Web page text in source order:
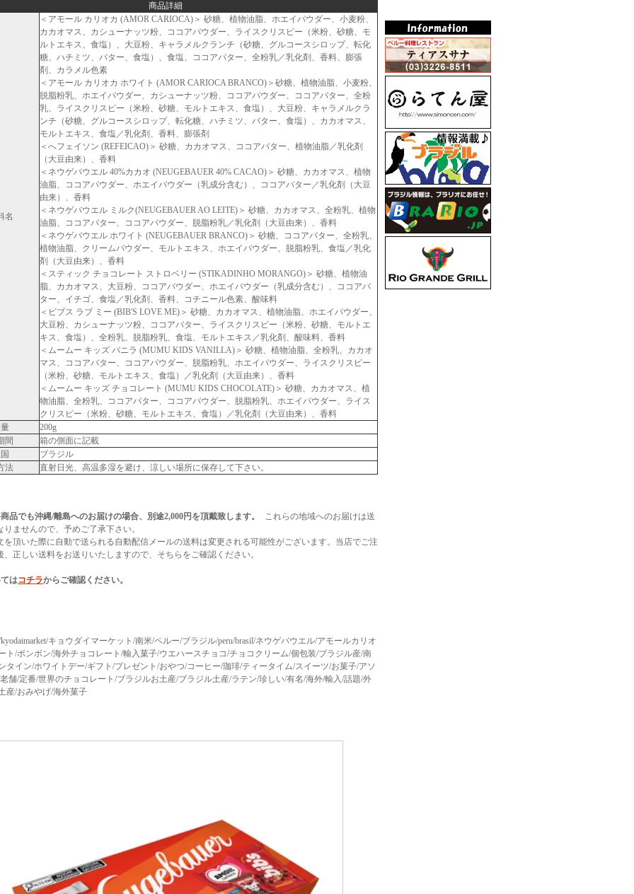
商品詳細
名
＜アモール カリオカ (AMOR CARIOCA)＞ 砂糖、植物油脂、ホエイパウダー、小麦粉、
カカオマス、カシューナッツ粉、ココアパウダー、ライスクリスピー（米粉、砂糖、モ
ルトエキス、食塩）、大豆粉、キャラメルクランチ（砂糖、グルコースシロップ、転化
糖、ハチミツ、バター、食塩）、食塩、ココアバター、全粉乳／乳化剤、香料、膨張
剤、カラメル色素
＜アモール カリオカ ホワイト (AMOR CARIOCA BRANCO)＞砂糖、植物油脂、小麦粉、
脱脂粉乳、ホエイパウダー、カシューナッツ粉、ココアパウダー、ココアバター、全粉
乳、ライスクリスピー（米粉、砂糖、モルトエキス、食塩）、大豆粉、キャラメルクラ
ンチ（砂糖、グルコースシロップ、転化糖、ハチミツ、バター、食塩）、カカオマス、
モルトエキス、食塩／乳化剤、香料、膨張剤
＜へフェイソン (REFEICAO)＞ 砂糖、カカオマス、ココアバター、植物油脂／乳化剤
（大豆由来）、香料
＜ネウゲバウエル 40%カカオ (NEUGEBAUER 40% CACAO)＞ 砂糖、カカオマス、植物
油脂、ココアパウダー、ホエイパウダー（乳成分含む）、ココアバター／乳化剤（大豆
由来）、香料
＜ネウゲバウエル ミルク(NEUGEBAUER AO LEITE)＞ 砂糖、カカオマス、全粉乳、植物
油脂、ココアバター、ココアパウダー、脱脂粉乳／乳化剤（大豆由来）、香料
＜ネウゲバウエル ホワイト (NEUGEBAUER BRANCO)＞ 砂糖、ココアバター、全粉乳、
植物油脂、クリームパウダー、モルトエキス、ホエイパウダー、脱脂粉乳、食塩／乳化
剤（大豆由来）、香料
＜スティック チョコレート ストロベリー (STIKADINHO MORANGO)＞ 砂糖、植物油
脂、カカオマス、大豆粉、ココアパウダー、ホエイパウダー（乳成分含む）、ココアバ
ター、イチゴ、食塩／乳化剤、香料、コチニール色素、酸味料
＜ビブス ラブ ミー (BIB'S LOVE ME)＞ 砂糖、カカオマス、植物油脂、ホエイパウダー、
大豆粉、カシューナッツ粉、ココアバター、ライスクリスピー（米粉、砂糖、モルトエ
キス、食塩）、全粉乳、脱脂粉乳、食塩、モルトエキス／乳化剤、酸味料、香料
＜ムームー キッズ バニラ (MUMU KIDS VANILLA)＞ 砂糖、植物油脂、全粉乳、カカオ
マス、ココアバター、ココアパウダー、脱脂粉乳、ホエイパウダー、ライスクリスピー
（米粉、砂糖、モルトエキス、食塩）／乳化剤（大豆由来）、香料
＜ムームー キッズ チョコレート (MUMU KIDS CHOCOLATE)＞ 砂糖、カカオマス、植
物油脂、全粉乳、ココアバター、ココアパウダー、脱脂粉乳、ホエイパウダー、ライス
クリスピー（米粉、砂糖、モルトエキス、食塩）／乳化剤（大豆由来）、香料
200g
間
箱の側面に記載
ブラジル
法
直射日光、高温多湿を避け、涼しい場所に保存して下さい。
品でも沖縄/離島へのお届けの場合、別途2,000円を頂戴致します。
これらの地域へのお届けは送
りませんので、予めご了承下さい。
を頂いた際に自動で送られる自動配信メールの送料は変更される可能性がございます。当店でご注
、正しい送料をお送りいたしますので、そちらをご確認ください。
はコチラからご確認ください。
kyodaimarket/キョウダイマーケット/南米/ペルー/ブラジル/peru/brasil/ネウゲバウエル/アモールカリオ
ト/ボンボン/海外チョコレート/輸入菓子/ウエハースチョコ/チョコクリーム/個包装/ブラジル産/南
タイン/ホワイトデー/ギフト/プレゼント/おやつ/コーヒー/珈琲/ティータイム/スイーツ/お菓子/アソ
舗/定番/世界のチョコレート/ブラジルお土産/ブラジル土産/ラテン/珍しい/有名/海外/輸入/話題/外
産/おみやげ/海外菓子